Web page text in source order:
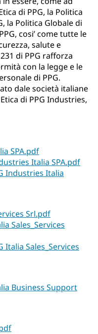
di PPG, la Politica
la Politica Globale di
cosi’ come tutte le
salute e
di PPG rafforza
con la legge e le
di PPG.
dale società italiane
di PPG Industries,
SPA.pdf
Italia SPA.pdf
Industries Italia
Srl.pdf
Sales_Services
Italia Sales_Services
Business Support